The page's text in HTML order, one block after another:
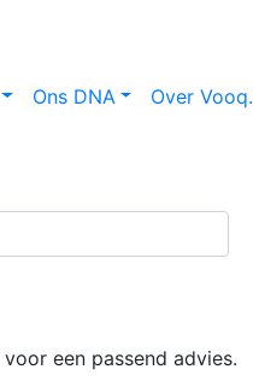
Ons DNA Over Vooq.
voor een passend advies.